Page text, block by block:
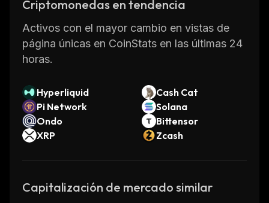
creating custom experiences, Victoria VR
makes it easy for anyone to jump into the
world of virtual reality.
Criptomonedas en tendencia
Activos con el mayor cambio en vistas de
página únicas en CoinStats en las últimas 24
horas.
Hyperliquid
Cash Cat
Pi Network
Solana
Ondo
Bittensor
XRP
Zcash
Capitalización de mercado similar